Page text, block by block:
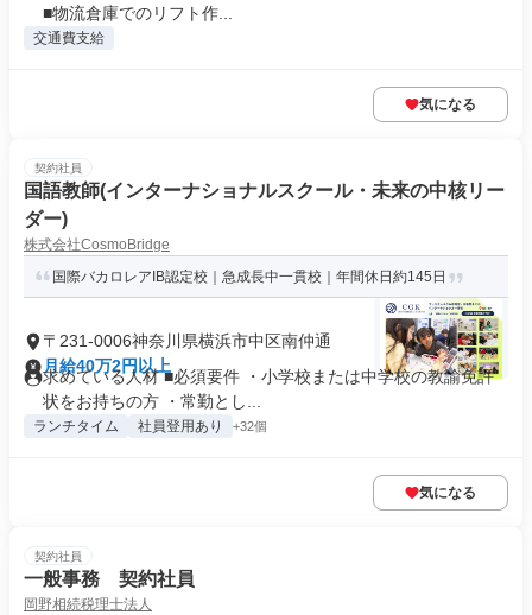
■物流倉庫でのリフト作...
交通費支給
気になる
契約社員
国語教師(インターナショナルスクール・未来の中核リー
ダー)
株式会社CosmoBridge
国際バカロレアIB認定校｜急成長中一貫校｜年間休日約145日
〒231-0006神奈川県横浜市中区南仲通
月給40万2円以上
求めている人材 ■必須要件 ・小学校または中学校の教諭免許
状をお持ちの方 ・常勤とし...
ランチタイム 社員登用あり +32個
気になる
契約社員
一般事務 契約社員
岡野相続税理士法人